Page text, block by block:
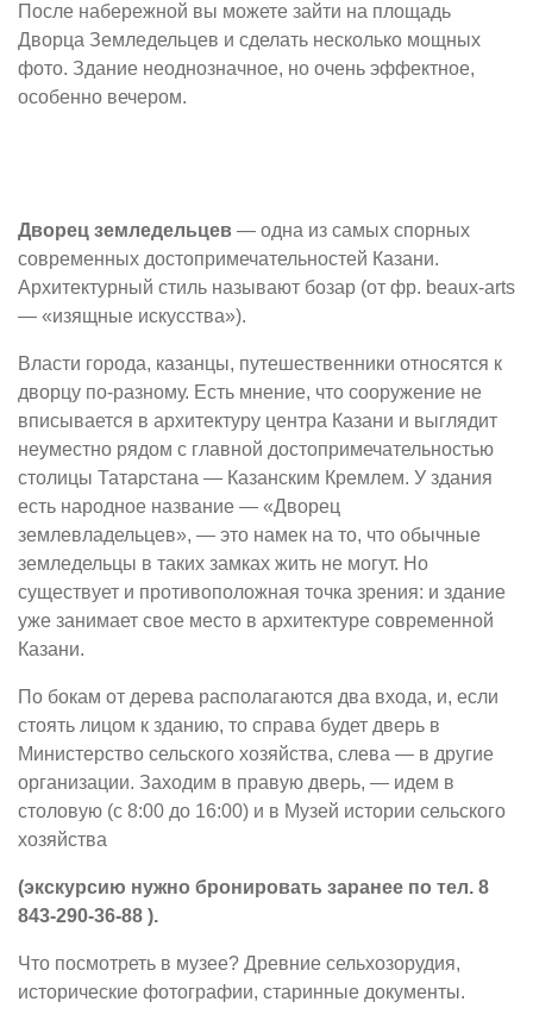
После набережной вы можете зайти на площадь
Дворца Земледельцев и сделать несколько мощных
фото. Здание неоднозначное, но очень эффектное,
особенно вечером.
Дворец земледельцев — одна из самых спорных
современных достопримечательностей Казани.
Архитектурный стиль называют бозар (от фр. beaux-arts
— «изящные искусства»).
Власти города, казанцы, путешественники относятся к
дворцу по-разному. Есть мнение, что сооружение не
вписывается в архитектуру центра Казани и выглядит
неуместно рядом с главной достопримечательностью
столицы Татарстана — Казанским Кремлем. У здания
есть народное название — «Дворец
землевладельцев», — это намек на то, что обычные
земледельцы в таких замках жить не могут. Но
существует и противоположная точка зрения: и здание
уже занимает свое место в архитектуре современной
Казани.
По бокам от дерева располагаются два входа, и, если
стоять лицом к зданию, то справа будет дверь в
Министерство сельского хозяйства, слева — в другие
организации. Заходим в правую дверь, — идем в
столовую (с 8:00 до 16:00) и в Музей истории сельского
хозяйства
(экскурсию нужно бронировать заранее по тел. 8
843-290-36-88 ).
Что посмотреть в музее? Древние сельхозорудия,
исторические фотографии, старинные документы.